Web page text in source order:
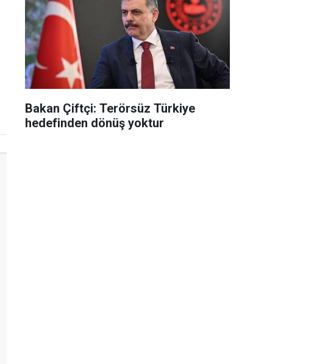
Bakan Çiftçi: Terörsüz Türkiye
hedefinden dönüş yoktur